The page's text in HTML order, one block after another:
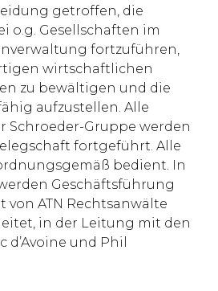
getroffen, die
o.g. Gesellschaften im
fortzuführen,
wirtschaftlichen
zu bewältigen und die
aufzustellen. Alle
Schroeder-Gruppe werden
fortgeführt. Alle
bedient. In
Geschäftsführung
ATN Rechtsanwälte
in der Leitung mit den
d’Avoine und Phil